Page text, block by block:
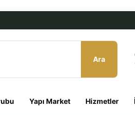
Ara
Yapı Market Hizmetler